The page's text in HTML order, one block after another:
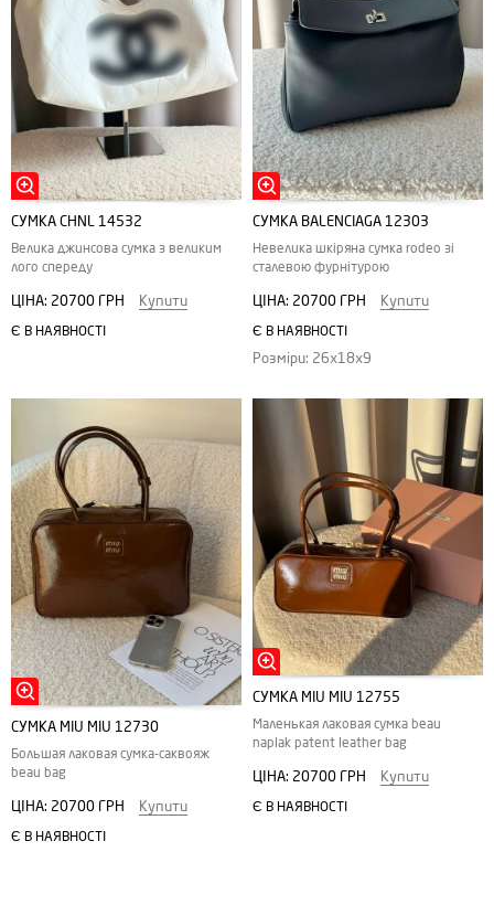
СУМКА CHNL 14532
Велика джинсова сумка з великим
лого спереду
ЦІНА: 20700 ГРН Купити
Є В НАЯВНОСТІ
СУМКА BALENCIAGA 12303
Невелика шкіряна сумка rodeo зі
сталевою фурнітурою
ЦІНА: 20700 ГРН Купити
Є В НАЯВНОСТІ
Розміри: 26х18х9
СУМКА MIU MIU 12730
Большая лаковая сумка-саквояж
beau bag
ЦІНА: 20700 ГРН Купити
Є В НАЯВНОСТІ
СУМКА MIU MIU 12755
Маленькая лаковая сумка beau
naplak patent leather bag
ЦІНА: 20700 ГРН Купити
Є В НАЯВНОСТІ